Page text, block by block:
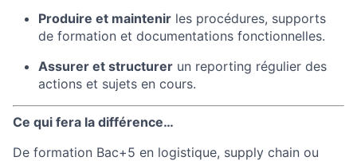
Produire et maintenir les procédures, supports
de formation et documentations fonctionnelles.
Assurer et structurer un reporting régulier des
actions et sujets en cours.
Ce qui fera la différence…
De formation Bac+5 en logistique, supply chain ou